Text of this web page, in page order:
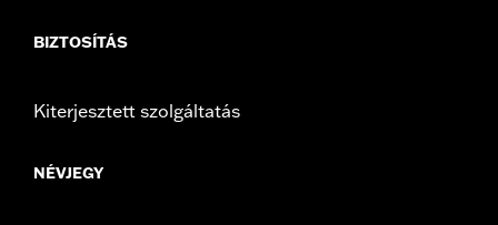
BIZTOSÍTÁS
Kiterjesztett szolgáltatás
NÉVJEGY